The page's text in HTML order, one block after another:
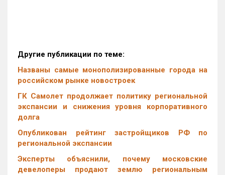
Другие публикации по теме:
Названы самые монополизированные города на
российском рынке новостроек
ГК Самолет продолжает политику региональной
экспансии и снижения уровня корпоративного
долга
Опубликован рейтинг застройщиков РФ по
региональной экспансии
Эксперты объяснили, почему московские
девелоперы продают землю региональным